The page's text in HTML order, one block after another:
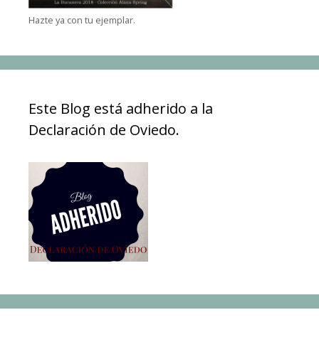
Hazte ya con tu ejemplar.
Este Blog está adherido a la
Declaración de Oviedo.